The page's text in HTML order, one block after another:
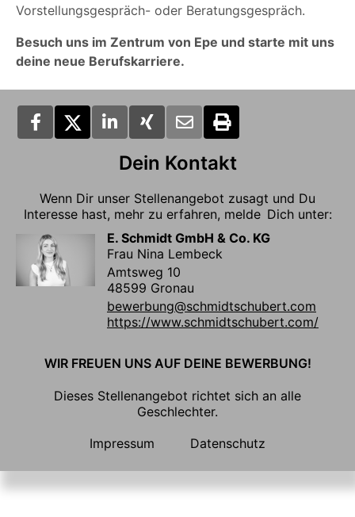
Vorstellungsgespräch- oder Beratungsgespräch.
Besuch uns im Zentrum von Epe und starte mit uns
deine neue Berufskarriere.
Dein Kontakt
Wenn Dir unser Stellenangebot zusagt und Du
Interesse hast, mehr zu erfahren, melde Dich unter:
E. Schmidt GmbH & Co. KG
Frau Nina Lembeck
Amtsweg 10
48599 Gronau
bewerbung@schmidtschubert.com
https://www.schmidtschubert.com/
WIR FREUEN UNS AUF DEINE BEWERBUNG!
Dieses Stellenangebot richtet sich an alle
Geschlechter.
Impressum
Datenschutz